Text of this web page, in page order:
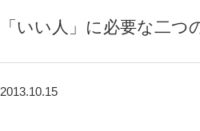
「いい人」に必要な二つ
2013.10.15